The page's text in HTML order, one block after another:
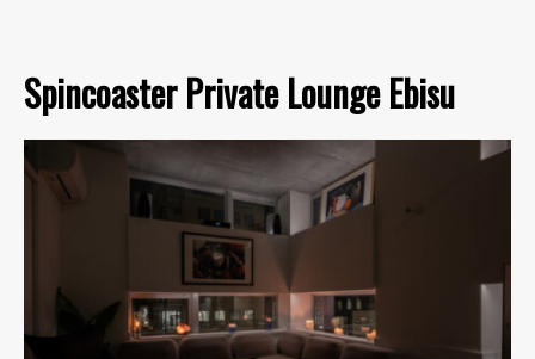
Spincoaster Private Lounge Ebisu